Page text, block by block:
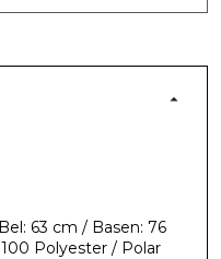
63 cm / Basen: 76
Polyester / Polar